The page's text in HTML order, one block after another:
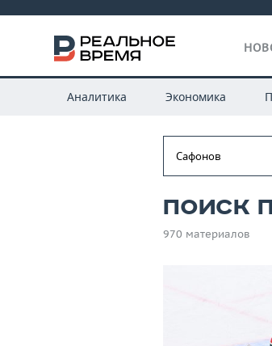
Аналитика Экономика
Поиск
970 материалов